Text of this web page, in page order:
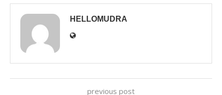
HELLOMUDRA
previous post